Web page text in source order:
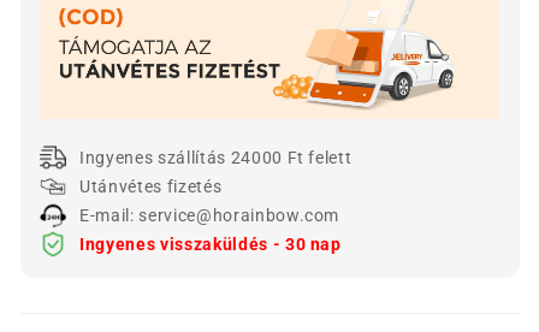
Ingyenes szállítás 24000 Ft felett
Utánvétes fizetés
E-mail: service@horainbow.com
Ingyenes visszaküldés - 30 nap